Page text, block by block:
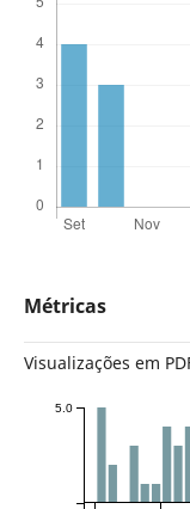
Métricas
Visualizações em
5.0